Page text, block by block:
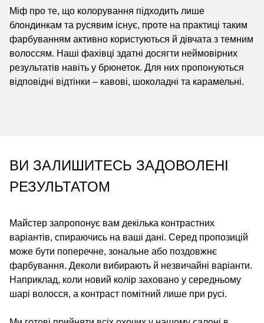
Міф про те, що колорування підходить лише
блондинкам та русявим існує, проте на практиці таким
фарбуванням активно користуються й дівчата з темним
волоссям. Наші фахівці здатні досягти неймовірних
результатів навіть у брюнеток. Для них пропонуються
відповідні відтінки – кавові, шоколадні та карамельні.
ВИ ЗАЛИШИТЕСЬ ЗАДОВОЛЕНІ
РЕЗУЛЬТАТОМ
Майстер запропонує вам декілька контрастних
варіантів, спираючись на ваші дані. Серед пропозицій
може бути поперечне, зональне або поздовжнє
фарбування. Деколи вибирають й незвичайні варіанти.
Наприклад, коли новий колір заховано у середньому
шарі волосся, а контраст помітний лише при русі.